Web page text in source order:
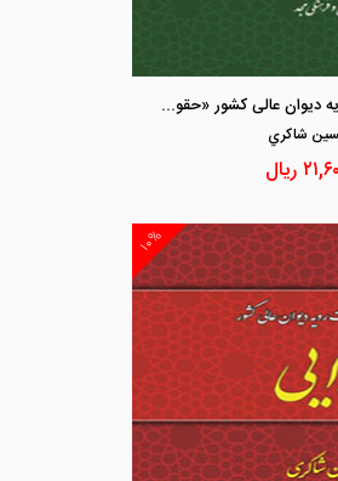
مجموعه آرای وحدت رویه دیوان عالی کشور «حقوقی»
شاكري
ریال
۱۰%